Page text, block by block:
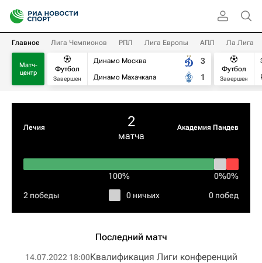
Главное Лига Чемпионов РПЛ Лига Европы АПЛ Ла Лига
Матч-
центр
Футбол
Завершен
Динамо Москва
Динамо Махачкала
3
1
Футбол
Завершен
Лечия 2
матча
Академия Пандев
100% 0%0%
2 победы 0 ничьих 0 побед
Последний матч
14.07.2022 18:00Квалификация Лиги конференций